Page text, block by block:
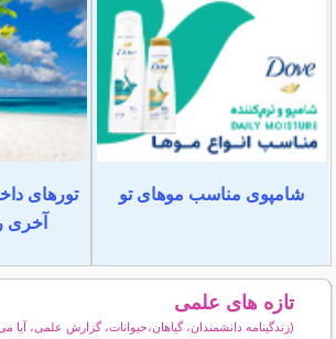
شامپوی مناسب موهای تو
تورهای
آخری
تازه های علمی
(زندگینامه دانشمندان، گیاهان،حیوانات، گزارش علمی، آیا